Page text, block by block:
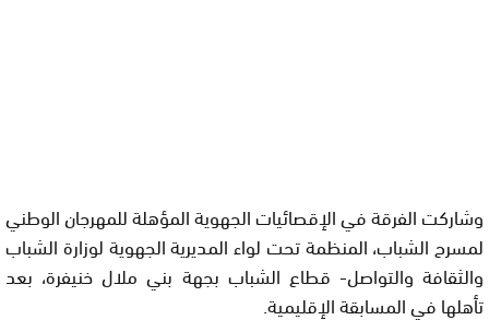
وشاركت الفرقة في الإقصائيات الجهوية المؤهلة للمهرجان الوطني
لمسرح الشباب، المنظمة تحت لواء المديرية الجهوية لوزارة الشباب
والثقافة والتواصل- قطاع الشباب بجهة بني ملال خنيفرة، بعد
تأهلها في المسابقة الإقليمية.